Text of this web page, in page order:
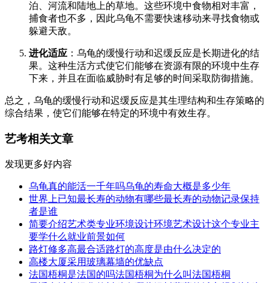
泊、河流和陆地上的草地。这些环境中食物相对丰富，
捕食者也不多，因此乌龟不需要快速移动来寻找食物或
躲避天敌。
进化适应 ：乌龟的缓慢行动和迟缓反应是长期进化的结
果。这种生活方式使它们能够在资源有限的环境中生存
下来，并且在面临威胁时有足够的时间采取防御措施。
总之，乌龟的缓慢行动和迟缓反应是其生理结构和生存策略的
综合结果，使它们能够在特定的环境中有效生存。
艺考相关文章
发现更多好内容
乌龟真的能活一千年吗乌龟的寿命大概是多少年
世界上已知最长寿的动物有哪些最长寿的动物记录保持
者是谁
简要介绍艺术类专业环境设计环境艺术设计这个专业主
要学什么就业前景如何
路灯修多高最合适路灯的高度是由什么决定的
高楼大厦采用玻璃幕墙的优缺点
法国梧桐是法国的吗法国梧桐为什么叫法国梧桐